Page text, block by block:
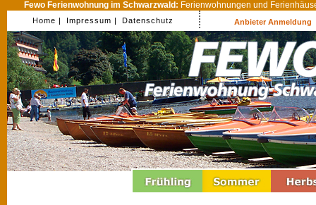
Fewo Ferienwohnung im Schwarzwald: Ferienwohnungen und
Home | Impressum | Datenschutz Anbieter Anmeldung